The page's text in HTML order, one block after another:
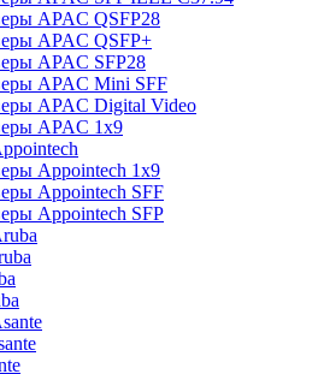
APAC QSFP28
APAC QSFP+
APAC SFP28
APAC Mini SFF
APAC Digital Video
APAC 1x9
Appointech 1x9
Appointech SFF
Appointech SFP